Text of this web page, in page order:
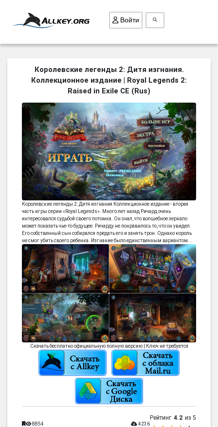
ВСЕ ИГРЫ
ПОИСК ПРЕДМЕТОВ
БИЗНЕС
ТРИ-В-РЯД
СТРАТЕГИИ
СТРЕЛЯЛКИ
КВЕСТ
КАК СКАЧАТЬ
НОВОСТИ
Войти
Королевские легенды 2: Дитя изгнания.
Коллекционное издание | Royal Legends 2:
Raised in Exile CE (Rus)
Королевские легенды 2: Дитя изгнания Коллекционное издание - вторая
часть игры серии «Royal Legends». Много лет назад Ричард очень
интересовался судьбой своего потомка. Он знал, что волшебное зеркало
может показать чье-то будущее. Ричарду не понравилось то, что он увидел.
Его собственный сын собирался предать его и занять трон. Однако король
не смог убить своего ребенка. Изгнание было единственным вариантом...
Скачать бесплатно официальную полную версию | Ключ не требуется
8854 4236
Рейтинг 4.2 из 5